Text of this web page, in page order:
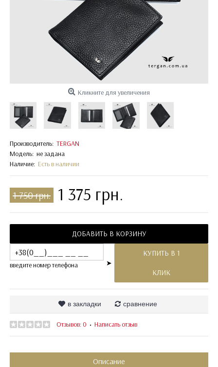
Кликните для увеличения
Производитель: TERGAN
Модель: не задана
Наличие: Есть в наличии
1 750 грн. 1 375 грн.
ДОБАВИТЬ В КОРЗИНУ
введите номер телефона ➤
КУПИТЬ В 1
КЛИК
в закладки сравнение
Отзывов: 0 • Написать отзыв
Описание